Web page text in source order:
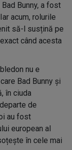
Bunny, a fost
acum, rolurile
să-l susțină pe
când acesta
nu e
Bad Bunny și
în ciuda
de
au fost
european al
în cele mai